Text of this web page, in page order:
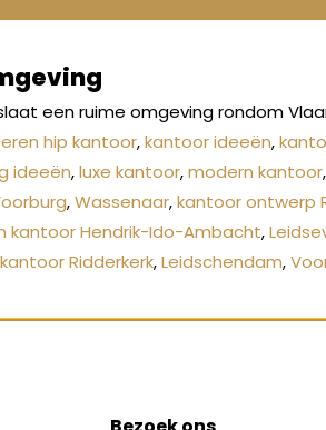
een ruime omgeving rondom
hip kantoor,kantoor ideeën,
ideeën,luxe kantoor,modern kantoor
,Wassenaar,kantoor ontwerp
kantoor Hendrik-Ido-Ambacht,
Ridderkerk,Leidschendam,